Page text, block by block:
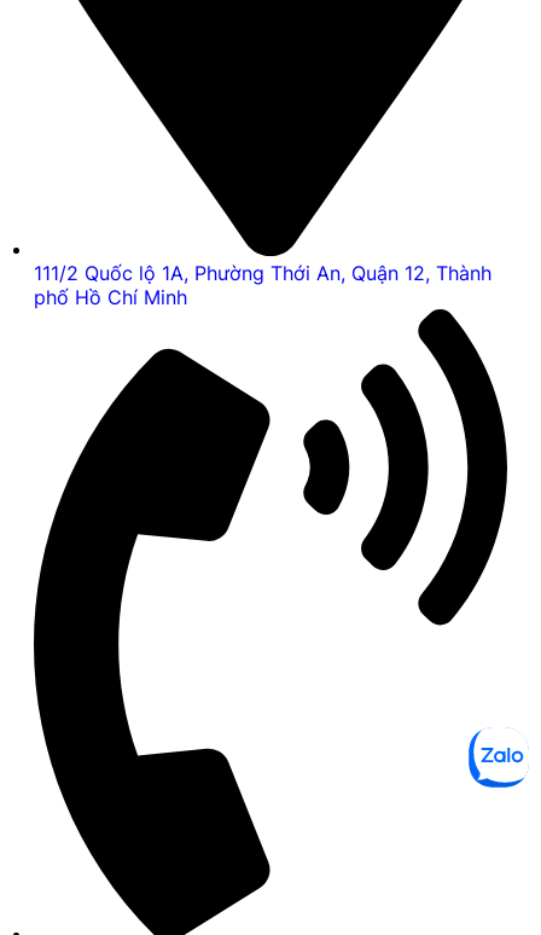
111/2 Quốc lộ 1A, Phường Thới An, Quận 12, Thành
phố Hồ Chí Minh